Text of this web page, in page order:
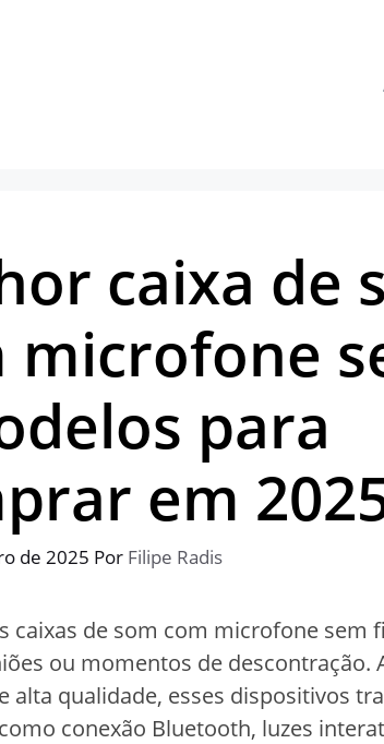
caixa de
microfone
para
em
de 2025 Por Filipe Radis
caixas de som com microfone sem
ou momentos de descontração.
alta qualidade, esses dispositivos
conexão Bluetooth, luzes